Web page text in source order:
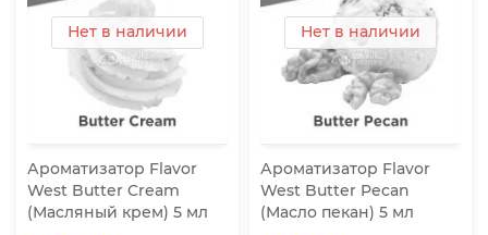
Нет в наличии
Ароматизатор Flavor
West Butter Cream
(Масляный крем) 5 мл
Нет в наличии
Ароматизатор Flavor
West Butter Pecan
(Масло пекан) 5 мл